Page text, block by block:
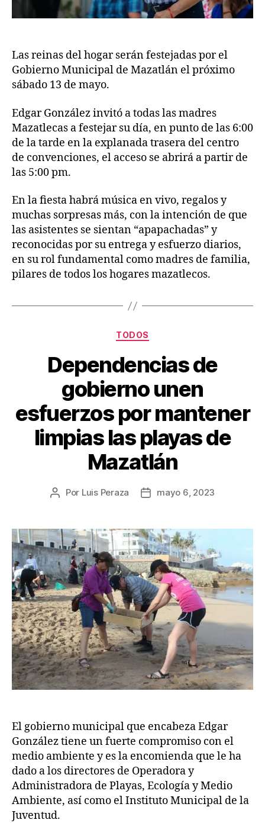
Las reinas del hogar serán festejadas por el
Gobierno Municipal de Mazatlán el próximo
sábado 13 de mayo.
Edgar González invitó a todas las madres
Mazatlecas a festejar su día, en punto de las 6:00
de la tarde en la explanada trasera del centro
de convenciones, el acceso se abrirá a partir de
las 5:00 pm.
En la fiesta habrá música en vivo, regalos y
muchas sorpresas más, con la intención de que
las asistentes se sientan “apapachadas” y
reconocidas por su entrega y esfuerzo diarios,
en su rol fundamental como madres de familia,
pilares de todos los hogares mazatlecos.
TODOS
Dependencias de
gobierno unen
esfuerzos por mantener
limpias las playas de
Mazatlán
Por Luis Peraza mayo 6, 2023
El gobierno municipal que encabeza Edgar
González tiene un fuerte compromiso con el
medio ambiente y es la encomienda que le ha
dado a los directores de Operadora y
Administradora de Playas, Ecología y Medio
Ambiente, así como el Instituto Municipal de la
Juventud.